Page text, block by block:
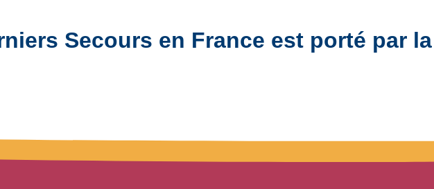
Secours en France est porté par la